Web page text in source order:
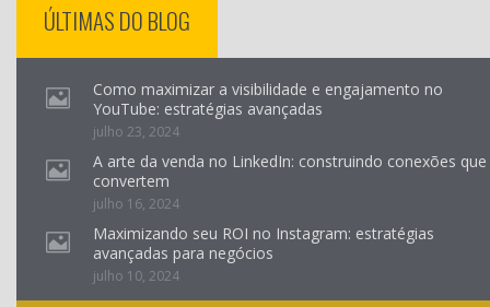
ÚLTIMAS DO BLOG
Como maximizar a visibilidade e engajamento no
YouTube: estratégias avançadas
julho 23, 2024
A arte da venda no LinkedIn: construindo conexões que
convertem
julho 16, 2024
Maximizando seu ROI no Instagram: estratégias
avançadas para negócios
julho 10, 2024